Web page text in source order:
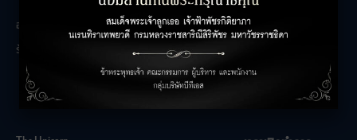
อาคารสำนักงาน
ร้านค้า
เกี่ยวกับเรา
ร่วมงานกับเรา
คำถามที่พบบ่อย